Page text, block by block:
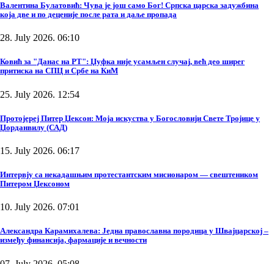
Валентина Булатовић: Чува је још само Бог! Српска царска задужбина
која две и по деценије после рата и даље пропада
28. July 2026. 06:10
Ковић за "Данас на РТ": Џуфка није усамљен случај, већ део ширег
притиска на СПЦ и Србе на КиМ
25. July 2026. 12:54
Протојереј Питер Џексон: Моја искуства у Богословији Свете Тројице у
Џорданвилу (САД)
15. July 2026. 06:17
Интервју са некадашњим протестантским мисионаром — свештеником
Питером Џексоном
10. July 2026. 07:01
Александра Карамихалева: Једна православна породица у Швајцарској –
између финансија, фармације и вечности